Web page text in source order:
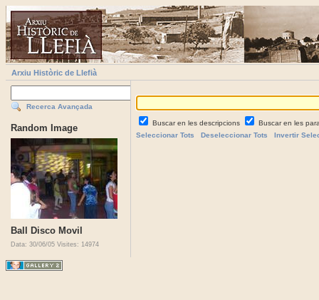
Arxiu Històric de Llefià
Recerca Avançada
Random Image
Ball Disco Movil
Data: 30/06/05 Visites: 14974
Buscar en les descripcions
Buscar en les
Seleccionar Tots
Deseleccionar Tots Invertir